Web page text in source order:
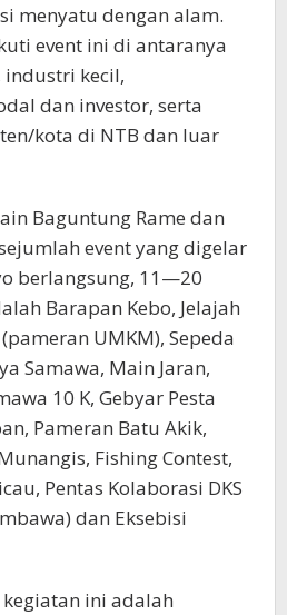
menyatu dengan alam.
event ini di antaranya
kecil,
dan investor, serta
kota di NTB dan luar
Baguntung Rame dan
event yang digelar
berlangsung, 11—20
Barapan Kebo, Jelajah
UMKM), Sepeda
Samawa, Main Jaran,
10 K, Gebyar Pesta
Pameran Batu Akik,
Fishing Contest,
Pentas Kolaborasi DKS
dan Eksebisi
ini adalah